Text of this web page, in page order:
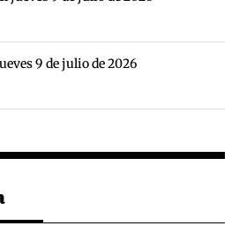
9 de julio de 2026